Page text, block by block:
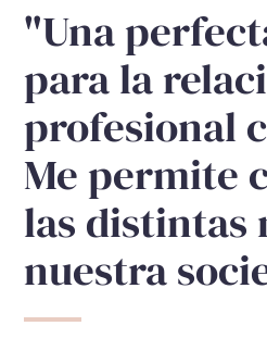
"Una
para la
profesional
Me permite
las distintas
nuestra